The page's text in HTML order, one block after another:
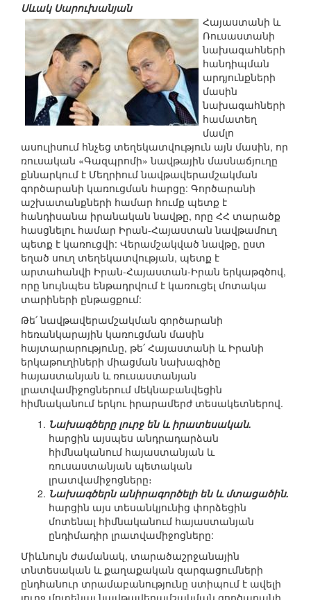
Սևակ Սարուխանյան
Հայաստանի և
Ռուսաստանի
նախագահների
հանդիպման
արդյունքների
մասին
նախագահների
համատեղ
մամլո
ասուլիսում հնչեց տեղեկատվություն այն մասին, որ
ռուսական «Գազպրոմի» նավթային մասնաճյուղը
քննարկում է Մեղրիում նավթավերամշակման
գործարանի կառուցման հարցը: Գործարանի
աշխատանքների համար հումք պետք է
հանդիսանա իրանական նավթը, որը ՀՀ տարածք
հասցնելու համար Իրան-Հայաստան նավթամուղ
պետք է կառուցվի: Վերամշակված նավթը, ըստ
եղած սուղ տեղեկատվության, պետք է
արտահանվի Իրան-Հայաստան-Իրան երկաթգծով,
որը նույնպես ենթադրվում է կառուցել մոտակա
տարիների ընթացքում:
Թե՛ նավթավերամշակման գործարանի
հեռանկարային կառուցման մասին
հայտարարությունը, թե՛ Հայաստանի և Իրանի
երկաթուղիների միացման նախագիծը
հայաստանյան և ռուսաստանյան
լրատվամիջոցներում մեկնաբանվեցին
հիմնականում երկու իրարամերժ տեսակետներով.
Նախագծերը լուրջ են և իրատեսական.
հարցին այսպես անդրադարձան
հիմնականում հայաստանյան և
ռուսաստանյան պետական
լրատվամիջոցները։
Նախագծերն անիրագործելի են և մտացածին.
հարցին այս տեսանկյունից փորձեցին
մոտենալ հիմնականում հայաստանյան
ընդիմադիր լրատվամիջոցները:
Միևնույն ժամանակ, տարածաշրջանային
տնտեսական և քաղաքական զարգացումների
ընդհանուր տրամաբանությունը ստիպում է ավելի